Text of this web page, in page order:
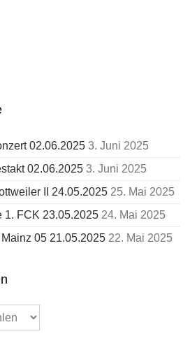
02.06.2025 3. Juni 2025
02.06.2025 3. Juni 2025
II 24.05.2025 25. Mai 2025
1. FCK 23.05.2025 24. Mai 2025
05 21.05.2025 22. Mai 2025